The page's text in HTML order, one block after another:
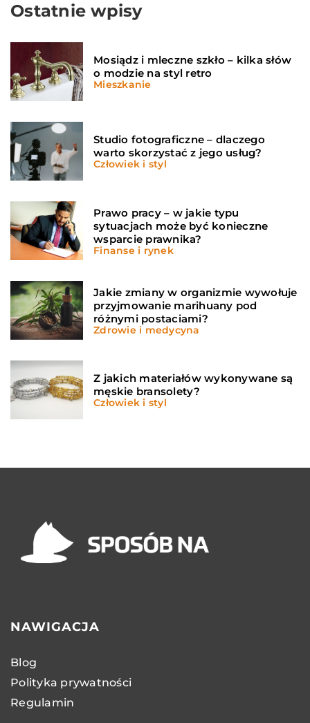
Ostatnie wpisy
Mosiądz i mleczne szkło – kilka słów
o modzie na styl retro
Mieszkanie
Studio fotograficzne – dlaczego
warto skorzystać z jego usług?
Człowiek i styl
Prawo pracy – w jakie typu
sytuacjach może być konieczne
wsparcie prawnika?
Finanse i rynek
Jakie zmiany w organizmie wywołuje
przyjmowanie marihuany pod
różnymi postaciami?
Zdrowie i medycyna
Z jakich materiałów wykonywane są
męskie bransolety?
Człowiek i styl
NAWIGACJA
Blog
Polityka prywatności
Regulamin